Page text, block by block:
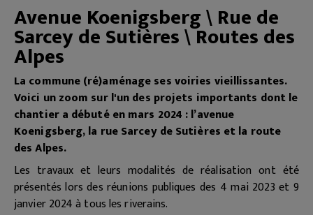
Avenue Koenigsberg \ Rue de
Sarcey de Sutières \ Routes des
Alpes
La commune (ré)aménage ses voiries vieillissantes.
Voici un zoom sur l'un des projets importants dont le
chantier a débuté en mars 2024 : l’avenue
Koenigsberg, la rue Sarcey de Sutières et la route
des Alpes.
Les travaux et leurs modalités de réalisation ont été
présentés lors des réunions publiques des 4 mai 2023 et 9
janvier 2024 à tous les riverains.